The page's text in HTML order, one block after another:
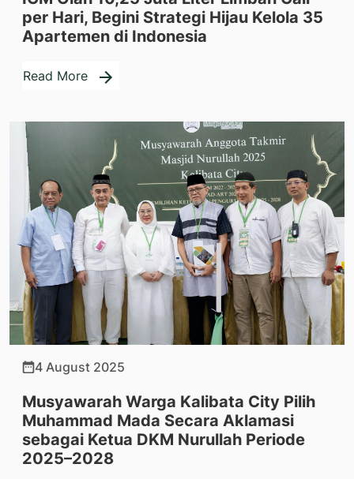
per Hari, Begini Strategi Hijau Kelola 35
Apartemen di Indonesia
Read More
4 August 2025
Musyawarah Warga Kalibata City Pilih
Muhammad Mada Secara Aklamasi
sebagai Ketua DKM Nurullah Periode
2025–2028